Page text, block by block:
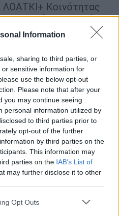
Information
sharing to third parties, or
sensitive information for
use the below opt-out
Please note that after your
you may continue seeing
personal information utilized by
to third parties prior to
opt-out of the further
by third parties on the
This information may
parties on the IAB’s List of
may further disclose it to other
app uses one or more Google
Opt Outs
ΛΟΑΤΚΙ+ Κοινότητας
που έχει βρεθεί
σκοταδιστικές και
ακροδεξιών και
των «Σπαρτιατών»